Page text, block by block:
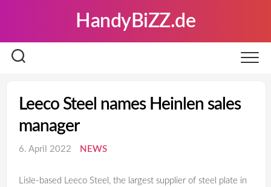
HandyBiZZ.de
Leeco Steel names Heinlen sales
manager
6. April 2022 NEWS
Lisle-based Leeco Steel, the largest supplier of steel plate in